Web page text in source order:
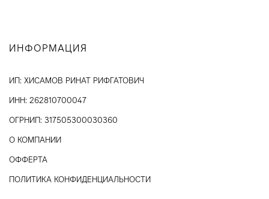
ИНФОРМАЦИЯ
ИП: ХИСАМОВ РИНАТ РИФГАТОВИЧ
ИНН: 262810700047
ОГРНИП: 317505300030360
О КОМПАНИИ
ОФФЕРТА
ПОЛИТИКА КОНФИДЕНЦИАЛЬНОСТИ